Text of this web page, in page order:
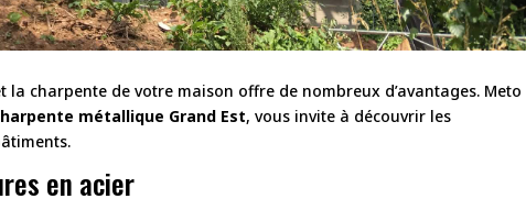
la charpente de votre maison offre de nombreux d’avantages. Meto
métallique Grand Est, vous invite à découvrir les
en acier